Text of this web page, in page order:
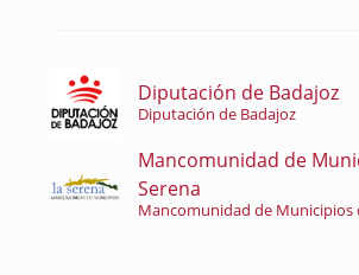
Diputación de Badajoz
Diputación de Badajoz
Mancomunidad de
Serena
Mancomunidad de Municipios